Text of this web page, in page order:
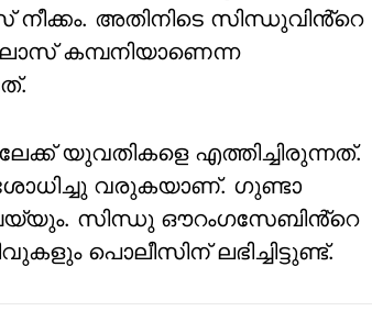
അതിനിടെ സിന്ധുവിൻ്റെ
കമ്പനിയാണെന്ന
യുവതികളെ എത്തിച്ചിരുന്നത്.
വരുകയാണ്. ഗുണ്ടാ
സിന്ധു ഔറംഗസേബിൻ്റെ
പൊലീസിന് ലഭിച്ചിട്ടുണ്ട്.